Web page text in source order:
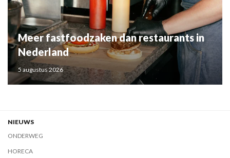
Meer fastfoodzaken dan restaurants in
Nederland
5 augustus 2026
NIEUWS
ONDERWEG
HORECA